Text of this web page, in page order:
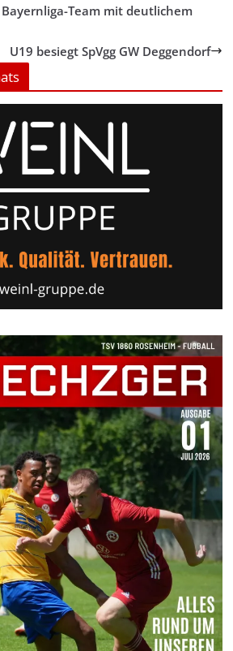
Team mit deutlichem
U19 besiegt SpVgg GW Deggendorf